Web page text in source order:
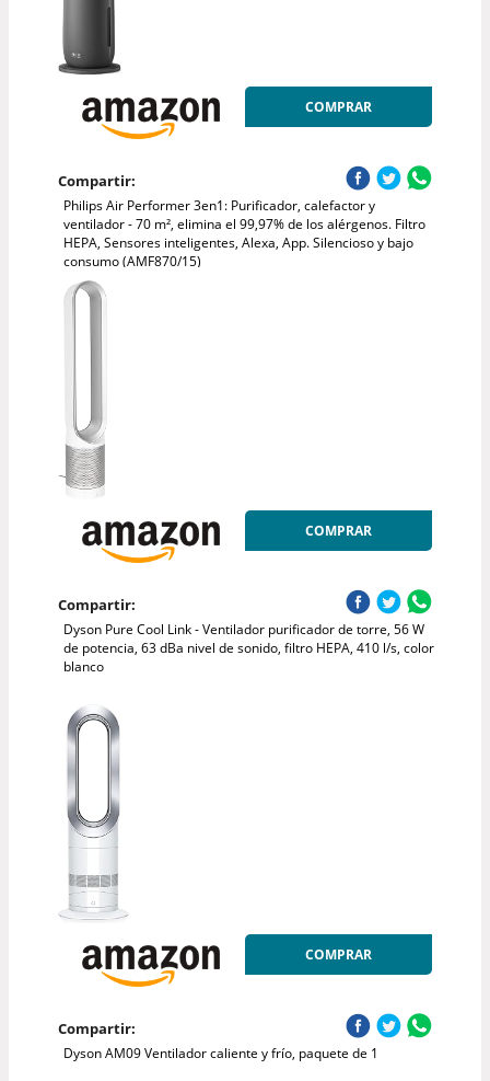
COMPRAR
Compartir:
Philips Air Performer 3en1: Purificador, calefactor y
ventilador - 70 m², elimina el 99,97% de los alérgenos. Filtro
HEPA, Sensores inteligentes, Alexa, App. Silencioso y bajo
consumo (AMF870/15)
COMPRAR
Compartir:
Dyson Pure Cool Link - Ventilador purificador de torre, 56 W
de potencia, 63 dBa nivel de sonido, filtro HEPA, 410 l/s, color
blanco
COMPRAR
Compartir:
Dyson AM09 Ventilador caliente y frío, paquete de 1